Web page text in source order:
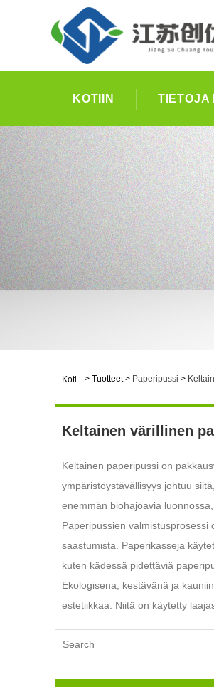
KOTIIN TIETOJA
Koti > Tuotteet> Paperipussi >
Keltainen värillinen
Keltainen paperipussi on
ympäristöystävällisyys johtuu
enemmän biohajoavia
Paperipussien
saastumista. Paperikasseja
kuten kädessä pidettäviä
Ekologisena, kestävänä ja
estetiikkaa. Niitä on käytetty